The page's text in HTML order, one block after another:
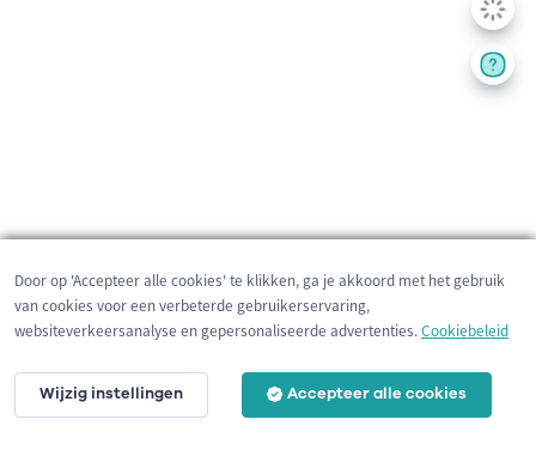
200 m
Door op 'Accepteer alle cookies' te klikken, ga je akkoord met het gebruik
van cookies voor een verbeterde gebruikerservaring,
websiteverkeersanalyse en gepersonaliseerde advertenties.Cookiebeleid
Wijzig instellingen Accepteer alle cookies